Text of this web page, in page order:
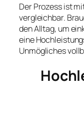
Der Prozess ist
vergleichbar.
den Alltag, um
eine
Unmögliches